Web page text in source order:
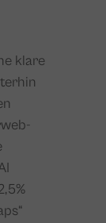
klare